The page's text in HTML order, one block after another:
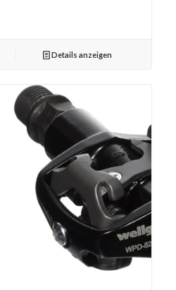
Details anzeigen